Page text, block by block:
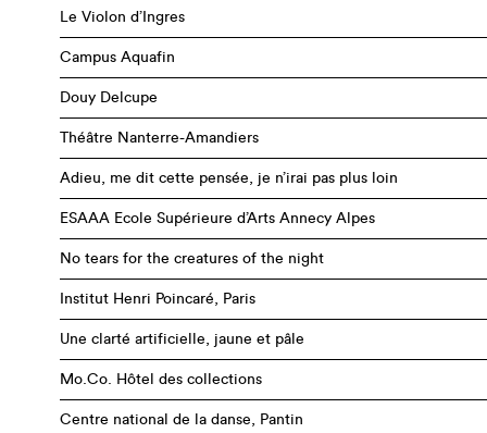
Le Violon d’Ingres
Campus Aquafin
Douy Delcupe
Théâtre Nanterre-Amandiers
Adieu, me dit cette pensée, je n’irai pas plus loin
ESAAA Ecole Supérieure d’Arts Annecy Alpes
No tears for the creatures of the night
Institut Henri Poincaré, Paris
Une clarté artificielle, jaune et pâle
Mo.Co. Hôtel des collections
Centre national de la danse, Pantin